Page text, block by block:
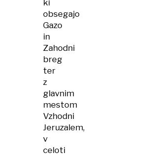
ki
obsegajo
Gazo
in
Zahodni
breg
ter
z
glavnim
mestom
Vzhodni
Jeruzalem,
v
celoti